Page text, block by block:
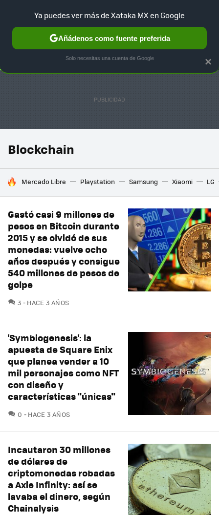
SELECCIÓN GAMING HOME AUTO TERRITORIO
Blockchain
HOY SE HABLA DE
Mercado Libre Playstation Samsung Xiaomi LG
Gastó casi 9 millones de
pesos en Bitcoin durante
2015 y se olvidó de sus
monedas: vuelve ocho
años después y consigue
540 millones de pesos de
golpe
3 COMENTARIOS
HACE 3 AÑOS
'Symbiogenesis': la
apuesta de Square Enix
que planea vender a 10
mil personajes como NFT
con diseño y
características "únicas"
0 COMENTARIOS
HACE 3 AÑOS
Incautaron 30 millones
de dólares de
criptomonedas robadas
a Axie Infinity: así se
lavaba el dinero, según
Chainalysis
×
Ya puedes ver más de Xataka MX en Google
Añádenos como fuente preferida
Solo necesitas una cuenta de Google